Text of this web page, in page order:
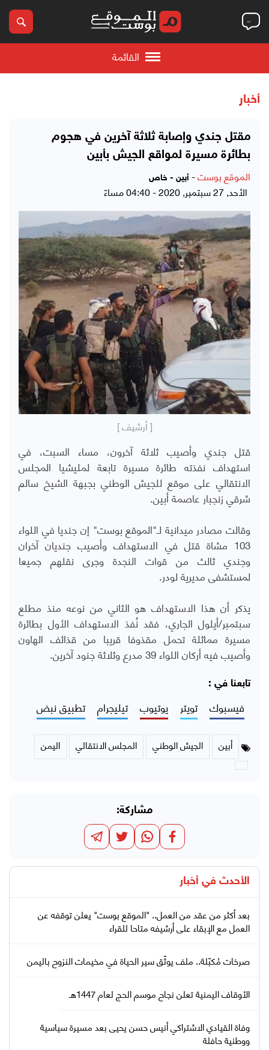
القائمة
أخبار
مقتل جندي وإصابة ثلاثة آخرين في هجوم
بطائرة مسيرة لمواقع الجيش بأبين
الموقع بوست- أبين - خاص
الأحد, 27 سبتمبر, 2020 - 04:40 مساءً
[ أرشيف ]
قتل جندي وأصيب ثلاثة آخرون، مساء السبت، في
استهداف نفذته طائرة مسيرة تابعة لمليشيا المجلس
الانتقالي على موقع للجيش الوطني بجبهة الشيخ سالم
شرقي زنجبار عاصمة أبين.
وقالت مصادر ميدانية لـ"الموقع بوست" إن جنديا في اللواء
103 مشاة قتل في الاستهداف وأصيب جنديان آخران
وجندي ثالث من قوات النجدة وجرى نقلهم جميعا
لمستشفى مديرية لودر.
يذكر أن هذا الاستهداف هو الثاني من نوعه منذ مطلع
سبتمبر/أيلول الجاري، فقد نُفذ الاستهداف الأول بطائرة
مسيرة مماثلة تحمل مقذوفا قريبا من قذائف الهاون
وأصيب فيه أركان اللواء 39 مدرع وثلاثة جنود آخرين.
تابعنا في :
فيسبوك تويتر يوتيوب تيليجرام تطبيق نبض
أبين الجيش الوطني المجلس الانتقالي اليمن
مشاركة:
الأحدث في أخبار
بعد أكثر من عقد من العمل.. "الموقع بوست" يعلن توقفه عن
العمل مع الإبقاء على أرشيفه متاحا للقراء
صرخات مُكبّلة.. ملف يوثّق سير الحياة في مخيمات النزوح باليمن
الأوقاف اليمنية تعلن نجاح موسم الحج لعام 1447هـ
وفاة القيادي الاشتراكي أنيس حسن يحيى بعد مسيرة سياسية
ووطنية حافلة